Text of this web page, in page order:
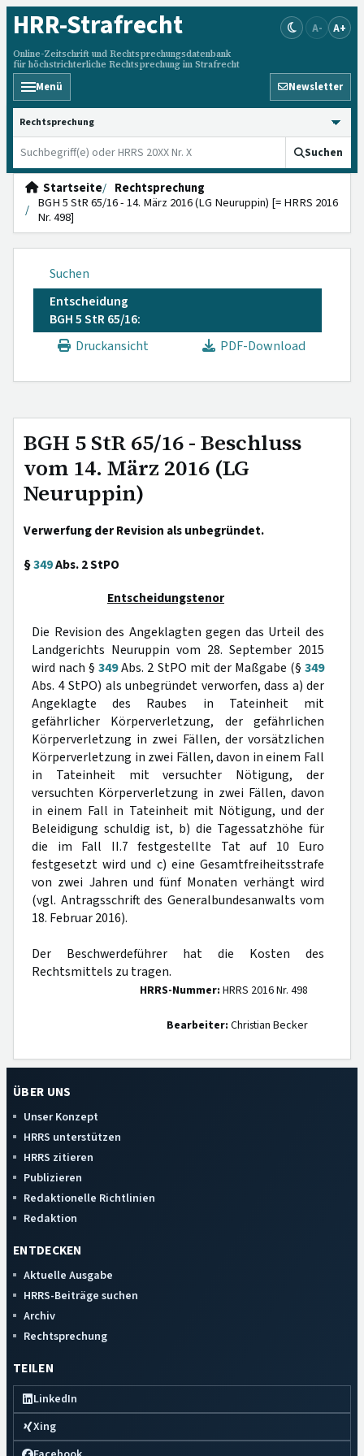
HRR-Strafrecht
Online-Zeitschrift und Rechtsprechungsdatenbank
für höchstrichterliche Rechtsprechung im Strafrecht
A- A+
Menü Newsletter
HRRS durchsuchen
Suchen
Startseite
Rechtsprechung
BGH 5 StR 65/16 - 14. März 2016 (LG Neuruppin) [= HRRS 2016
Nr. 498]
Suchen
Entscheidung
BGH 5 StR 65/16:
Druckansicht
PDF-Download
BGH 5 StR 65/16 - Beschluss
vom 14. März 2016 (LG
Neuruppin)
Verwerfung der Revision als unbegründet.
§349Abs. 2 StPO
Entscheidungstenor
Die Revision des Angeklagten gegen das Urteil des
Landgerichts Neuruppin vom 28. September 2015
wird nach §349Abs. 2 StPO mit der Maßgabe (§349
Abs. 4 StPO) als unbegründet verworfen, dass a) der
Angeklagte des Raubes in Tateinheit mit
gefährlicher Körperverletzung, der gefährlichen
Körperverletzung in zwei Fällen, der vorsätzlichen
Körperverletzung in zwei Fällen, davon in einem Fall
in Tateinheit mit versuchter Nötigung, der
versuchten Körperverletzung in zwei Fällen, davon
in einem Fall in Tateinheit mit Nötigung, und der
Beleidigung schuldig ist, b) die Tagessatzhöhe für
die im Fall II.7 festgestellte Tat auf 10 Euro
festgesetzt wird und c) eine Gesamtfreiheitsstrafe
von zwei Jahren und fünf Monaten verhängt wird
(vgl. Antragsschrift des Generalbundesanwalts vom
18. Februar 2016).
Der Beschwerdeführer hat die Kosten des
Rechtsmittels zu tragen.
HRRS-Nummer: HRRS 2016 Nr. 498
Bearbeiter: Christian Becker
ÜBER UNS
Unser Konzept
HRRS unterstützen
HRRS zitieren
Publizieren
Redaktionelle Richtlinien
Redaktion
ENTDECKEN
Aktuelle Ausgabe
HRRS-Beiträge suchen
Archiv
Rechtsprechung
TEILEN
LinkedIn
Xing